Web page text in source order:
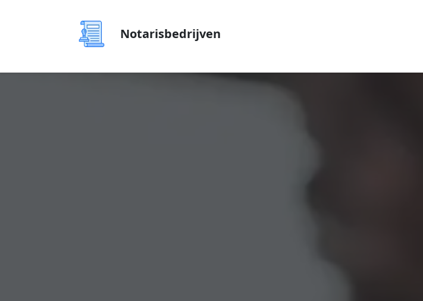
Notarisbedrijven